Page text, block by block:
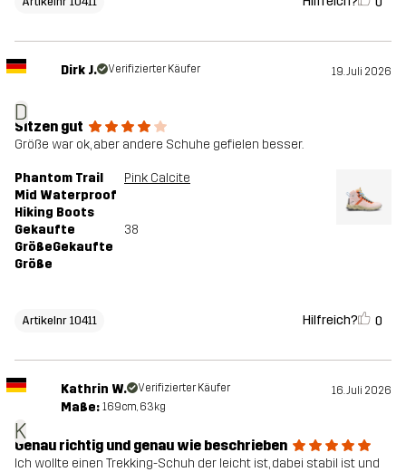
D
Dirk J. Verifizierter Käufer 19. Juli 2026
Sitzen gut
Größe war ok, aber andere Schuhe gefielen besser.
Phantom Trail
Mid Waterproof
Hiking Boots
Pink Calcite
Gekaufte
GrößeGekaufte
Größe
38
Artikelnr 10411 Hilfreich? 0
K
Kathrin W. Verifizierter Käufer 16. Juli 2026
Maße: 169cm, 63kg
Genau richtig und genau wie beschrieben
Ich wollte einen Trekking-Schuh der leicht ist, dabei stabil ist und